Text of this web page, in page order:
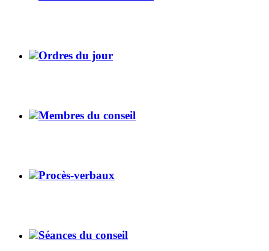
Ordres du jour
Membres du conseil
Procès-verbaux
Séances du conseil